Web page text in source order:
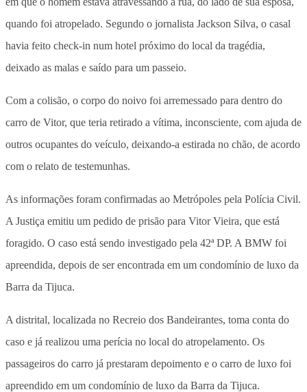
quando foi atropelado. Segundo o jornalista Jackson Silva, o casal
havia feito check-in num hotel próximo do local da tragédia,
deixado as malas e saído para um passeio.
Com a colisão, o corpo do noivo foi arremessado para dentro do
carro de Vitor, que teria retirado a vítima, inconsciente, com ajuda de
outros ocupantes do veículo, deixando-a estirada no chão, de acordo
com o relato de testemunhas.
As informações foram confirmadas ao Metrópoles pela Polícia Civil.
A Justiça emitiu um pedido de prisão para Vitor Vieira, que está
foragido. O caso está sendo investigado pela 42ª DP. A BMW foi
apreendida, depois de ser encontrada em um condomínio de luxo da
Barra da Tijuca.
A distrital, localizada no Recreio dos Bandeirantes, toma conta do
caso e já realizou uma perícia no local do atropelamento. Os
passageiros do carro já prestaram depoimento e o carro de luxo foi
apreendido em um condomínio de luxo da Barra da Tijuca.